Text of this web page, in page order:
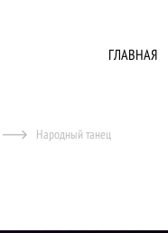
ГЛАВНАЯ
Народный танец